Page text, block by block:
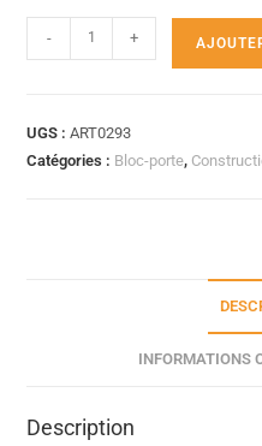
- +
UGS :ART0293
Catégories : Bloc-porte,
INFORMATIONS
Description